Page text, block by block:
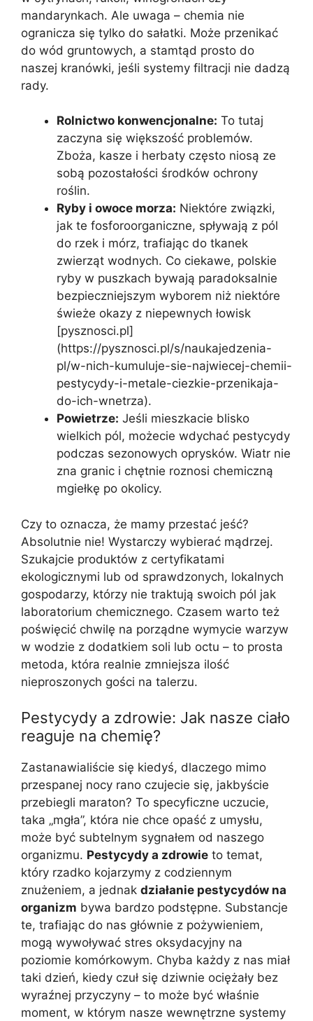
mandarynkach. Ale uwaga – chemia nie
ogranicza się tylko do sałatki. Może przenikać
do wód gruntowych, a stamtąd prosto do
naszej kranówki, jeśli systemy filtracji nie dadzą
rady.
Rolnictwo konwencjonalne: To tutaj
zaczyna się większość problemów.
Zboża, kasze i herbaty często niosą ze
sobą pozostałości środków ochrony
roślin.
Ryby i owoce morza: Niektóre związki,
jak te fosforoorganiczne, spływają z pól
do rzek i mórz, trafiając do tkanek
zwierząt wodnych. Co ciekawe, polskie
ryby w puszkach bywają paradoksalnie
bezpieczniejszym wyborem niż niektóre
świeże okazy z niepewnych łowisk
[pysznosci.pl]
(https://pysznosci.pl/s/naukajedzenia-
pl/w-nich-kumuluje-sie-najwiecej-chemii-
pestycydy-i-metale-ciezkie-przenikaja-
do-ich-wnetrza).
Powietrze: Jeśli mieszkacie blisko
wielkich pól, możecie wdychać pestycydy
podczas sezonowych oprysków. Wiatr nie
zna granic i chętnie roznosi chemiczną
mgiełkę po okolicy.
Czy to oznacza, że mamy przestać jeść?
Absolutnie nie! Wystarczy wybierać mądrzej.
Szukajcie produktów z certyfikatami
ekologicznymi lub od sprawdzonych, lokalnych
gospodarzy, którzy nie traktują swoich pól jak
laboratorium chemicznego. Czasem warto też
poświęcić chwilę na porządne wymycie warzyw
w wodzie z dodatkiem soli lub octu – to prosta
metoda, która realnie zmniejsza ilość
nieproszonych gości na talerzu.
Pestycydy a zdrowie: Jak nasze ciało
reaguje na chemię?
Zastanawialiście się kiedyś, dlaczego mimo
przespanej nocy rano czujecie się, jakbyście
przebiegli maraton? To specyficzne uczucie,
taka „mgła”, która nie chce opaść z umysłu,
może być subtelnym sygnałem od naszego
organizmu. Pestycydy a zdrowie to temat,
który rzadko kojarzymy z codziennym
znużeniem, a jednak działanie pestycydów na
organizm bywa bardzo podstępne. Substancje
te, trafiając do nas głównie z pożywieniem,
mogą wywoływać stres oksydacyjny na
poziomie komórkowym. Chyba każdy z nas miał
taki dzień, kiedy czuł się dziwnie ociężały bez
wyraźnej przyczyny – to może być właśnie
moment, w którym nasze wewnętrzne systemy